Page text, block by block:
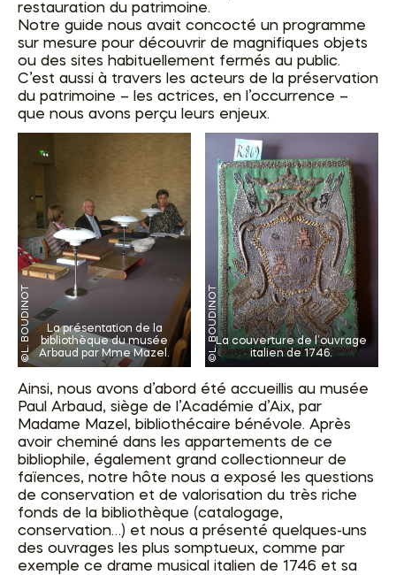
restauration du patrimoine.
Notre guide nous avait concocté un programme
sur mesure pour découvrir de magnifiques objets
ou des sites habituellement fermés au public.
C’est aussi à travers les acteurs de la préservation
du patrimoine – les actrices, en l’occurrence –
que nous avons perçu leurs enjeux.
La présentation de la
bibliothèque du musée
Arbaud par Mme Mazel.
La couverture de l’ouvrage
italien de 1746.
Ainsi, nous avons d’abord été accueillis au musée
Paul Arbaud, siège de l’Académie d’Aix, par
Madame Mazel, bibliothécaire bénévole. Après
avoir cheminé dans les appartements de ce
bibliophile, également grand collectionneur de
faïences, notre hôte nous a exposé les questions
de conservation et de valorisation du très riche
fonds de la bibliothèque (catalogage,
conservation…) et nous a présenté quelques-uns
des ouvrages les plus somptueux, comme par
exemple ce drame musical italien de 1746 et sa